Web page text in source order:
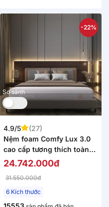
So sánh
-22%
4.9/5
(27)
Nệm foam Comfy Lux 3.0
cao cấp tương thích toàn
diện dày 25cm
24.742.000đ
31.550.000đ
6 Kích thước